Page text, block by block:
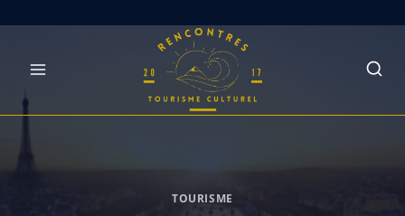
TOURISME